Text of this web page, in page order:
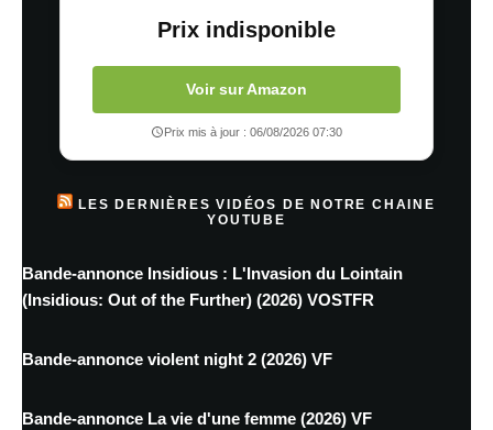
Prix indisponible
Voir sur Amazon
Prix mis à jour : 06/08/2026 07:30
LES DERNIÈRES VIDÉOS DE NOTRE CHAINE
YOUTUBE
Bande-annonce Insidious : L'Invasion du Lointain
(Insidious: Out of the Further) (2026) VOSTFR
Bande-annonce violent night 2 (2026) VF
Bande-annonce La vie d'une femme (2026) VF